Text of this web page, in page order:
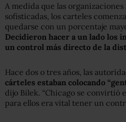
A medida que las
sofisticadas, los carteles
quedarse con un porcentaje
Decidieron hacer a un lado los
un control más directo de la
Hace dos o tres años, las
cárteles estaban colocando
dijo Bilek. “Chicago se convirtió
para ellos era vital tener un